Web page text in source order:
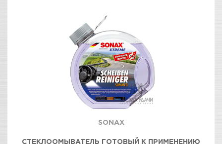
SONAX
СТЕКЛООМЫВАТЕЛЬ ГОТОВЫЙ К ПРИМЕНЕНИЮ